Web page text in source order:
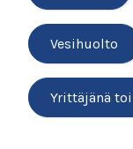
Vesihuolto
Yrittäjänä